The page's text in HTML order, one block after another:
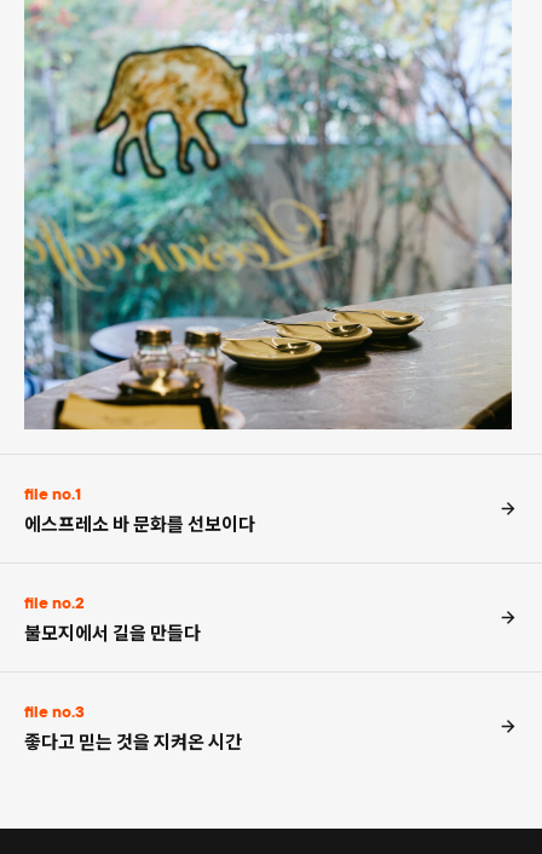
file no.1
에스프레소 바 문화를 선보이다
file no.2
불모지에서 길을 만들다
file no.3
좋다고 믿는 것을 지켜온 시간